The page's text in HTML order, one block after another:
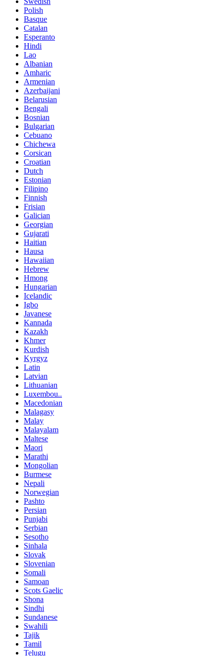
Polish
Basque
Catalan
Esperanto
Hindi
Lao
Albanian
Amharic
Armenian
Azerbaijani
Belarusian
Bengali
Bosnian
Bulgarian
Cebuano
Chichewa
Corsican
Croatian
Dutch
Estonian
Filipino
Finnish
Frisian
Galician
Georgian
Gujarati
Haitian
Hausa
Hawaiian
Hebrew
Hmong
Hungarian
Icelandic
Igbo
Javanese
Kannada
Kazakh
Khmer
Kurdish
Kyrgyz
Latin
Latvian
Lithuanian
Luxembou..
Macedonian
Malagasy
Malay
Malayalam
Maltese
Maori
Marathi
Mongolian
Burmese
Nepali
Norwegian
Pashto
Persian
Punjabi
Serbian
Sesotho
Sinhala
Slovak
Slovenian
Somali
Samoan
Scots Gaelic
Shona
Sindhi
Sundanese
Swahili
Tajik
Tamil
Telugu